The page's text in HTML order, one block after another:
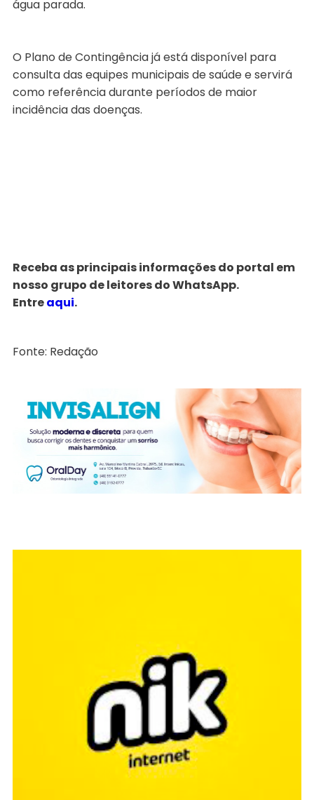
água parada.
O Plano de Contingência já está disponível para
consulta das equipes municipais de saúde e servirá
como referência durante períodos de maior
incidência das doenças.
Receba as principais informações do portal em
nosso grupo de leitores do WhatsApp.
Entreaqui.
Fonte: Redação